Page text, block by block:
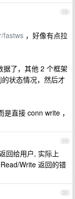
18
fastws ，好像有点拉
据了，其他 2 个框架
状态情况，然后才
直接 conn write ，
19
回给用户, 实际上
Write 返回的错
20